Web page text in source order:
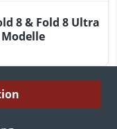
8 & Fold 8 Ultra